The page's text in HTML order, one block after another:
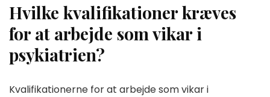
Hvilke kvalifikationer kræves
for at arbejde som vikar i
psykiatrien?
Kvalifikationerne for at arbejde som vikar i